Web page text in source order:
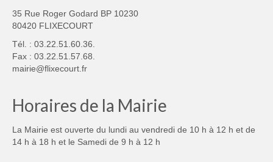
35 Rue Roger Godard BP 10230
80420 FLIXECOURT
Tél. : 03.22.51.60.36.
Fax : 03.22.51.57.68.
mairie@flixecourt.fr
Horaires de la Mairie
La Mairie est ouverte du lundi au vendredi de 10 h à 12 h et de
14 h à 18 h et le Samedi de 9 h à 12 h